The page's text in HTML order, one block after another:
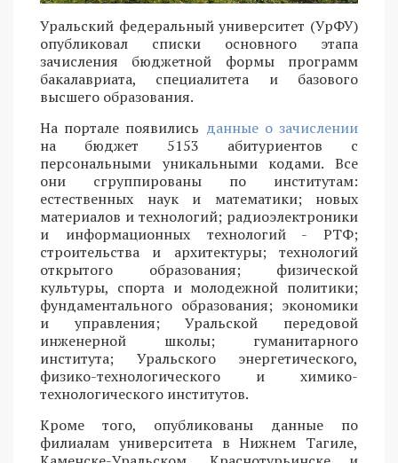
Уральский федеральный университет (УрФУ)
опубликовал списки основного этапа
зачисления бюджетной формы программ
бакалавриата, специалитета и базового
высшего образования.
На портале появились данные о зачислении
на бюджет 5153 абитуриентов с
персональными уникальными кодами. Все
они сгруппированы по институтам:
естественных наук и математики; новых
материалов и технологий; радиоэлектроники
и информационных технологий - РТФ;
строительства и архитектуры; технологий
открытого образования; физической
культуры, спорта и молодежной политики;
фундаментального образования; экономики
и управления; Уральской передовой
инженерной школы; гуманитарного
института; Уральского энергетического,
физико-технологического и химико-
технологического институтов.
Кроме того, опубликованы данные по
филиалам университета в Нижнем Тагиле,